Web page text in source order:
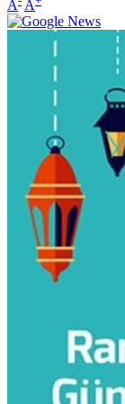
A A